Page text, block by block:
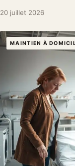
20 juillet 2026
MAINTIEN À